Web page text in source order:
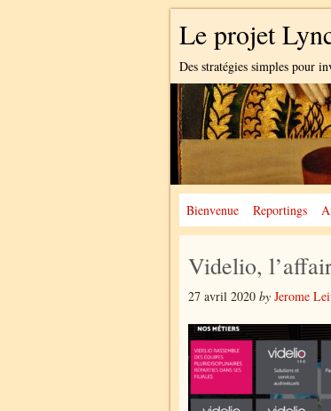
Le projet
Des stratégies simples pour
Bienvenue Reportings
Videlio,
27 avril 2020 by Jerome